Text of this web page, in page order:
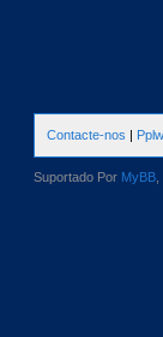
Contacte-nos |
Suportado Por MyBB